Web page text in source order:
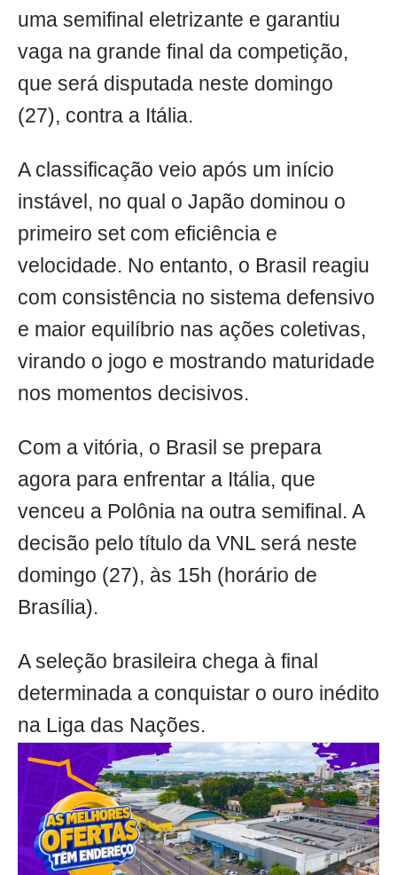
uma semifinal eletrizante e garantiu
vaga na grande final da competição,
que será disputada neste domingo
(27), contra a Itália.
A classificação veio após um início
instável, no qual o Japão dominou o
primeiro set com eficiência e
velocidade. No entanto, o Brasil reagiu
com consistência no sistema defensivo
e maior equilíbrio nas ações coletivas,
virando o jogo e mostrando maturidade
nos momentos decisivos.
Com a vitória, o Brasil se prepara
agora para enfrentar a Itália, que
venceu a Polônia na outra semifinal. A
decisão pelo título da VNL será neste
domingo (27), às 15h (horário de
Brasília).
A seleção brasileira chega à final
determinada a conquistar o ouro inédito
na Liga das Nações.